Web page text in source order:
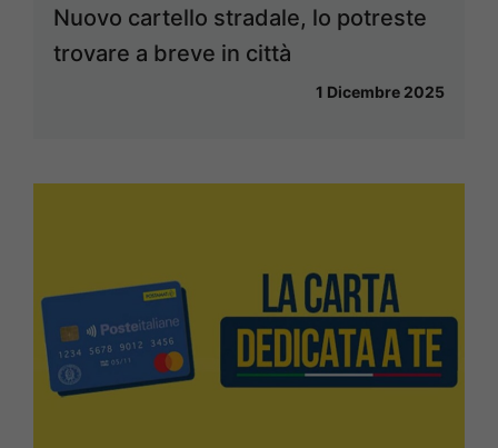
Nuovo cartello stradale, lo potreste
trovare a breve in città
1 Dicembre 2025